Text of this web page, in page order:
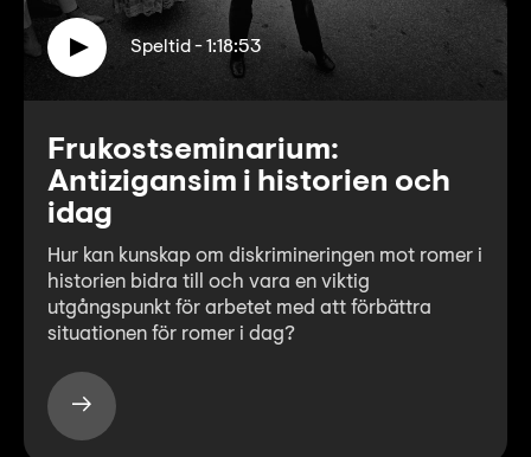
Speltid - 1:18:53
Frukostseminarium:
Antizigansim i historien och
idag
Hur kan kunskap om diskrimineringen mot romer i
historien bidra till och vara en viktig
utgångspunkt för arbetet med att förbättra
situationen för romer i dag?